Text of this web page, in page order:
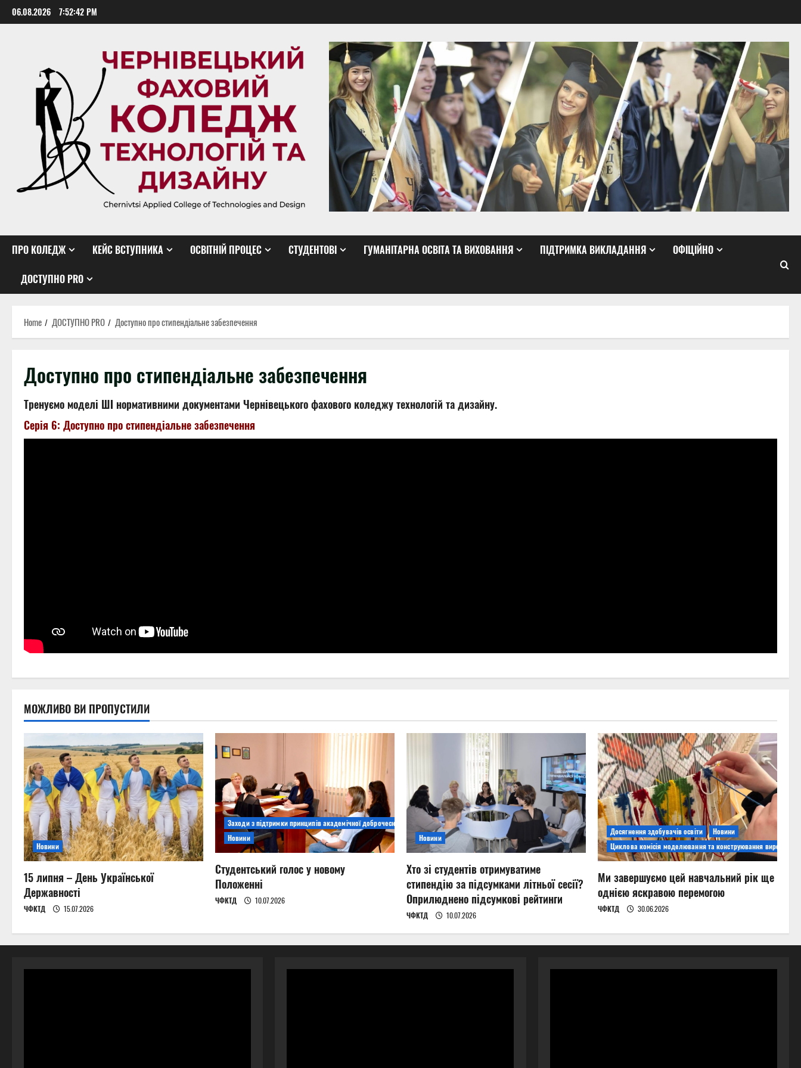
Skip
to
06.08.2026 7:52:43 PM
ПРО КОЛЕДЖ КЕЙС ВСТУПНИКА ОСВІТНІЙ ПРОЦЕС СТУДЕНТОВІ ГУМАНІТАРНА ОСВІТА ТА ВИХОВАННЯ ПІДТРИМКА ВИКЛАДАННЯ ОФІЦІЙНО
ДОСТУПНО PRO
Home ДОСТУПНО PRO Доступно про стипендіальне забезпечення
Доступно про стипендіальне забезпечення
Тренуємо моделі ШІ нормативними документами Чернівецького фахового коледжу технологій та дизайну.
Серія 6: Доступно про стипендіальне забезпечення
МОЖЛИВО ВИ ПРОПУСТИЛИ
Новини
15 липня – День Української
Державності
ЧФКТД 15.07.2026
Заходи з підтримки принципів академічної доброчесності
Новини
Студентський голос у новому
Положенні
ЧФКТД 10.07.2026
Новини
Хто зі студентів отримуватиме
стипендію за підсумками літньої сесії?
Оприлюднено підсумкові рейтинги
ЧФКТД 10.07.2026
Досягнення здобувачів освіти
Новини
Циклова комісія моделювання та конструювання виробів
Ми завершуємо цей навчальний рік ще
однією яскравою перемогою
ЧФКТД 30.06.2026